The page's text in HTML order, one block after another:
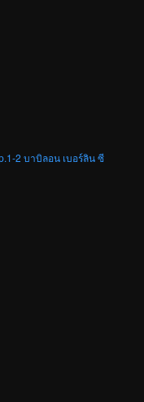
2 บาบิลอน เบอร์ลิน ซี